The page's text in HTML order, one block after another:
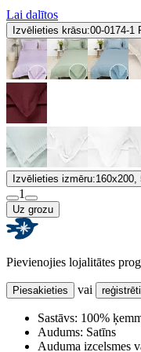
Lai dalītos
Izvēlieties krāsu:00-0174-1
Izvēlieties izmēru:160x200,
1
Uz grozu
Pievienojies lojalitātes
Piesakieties vai
Sastāvs: 100%
Audums: Satīns
Auduma izcelsmes